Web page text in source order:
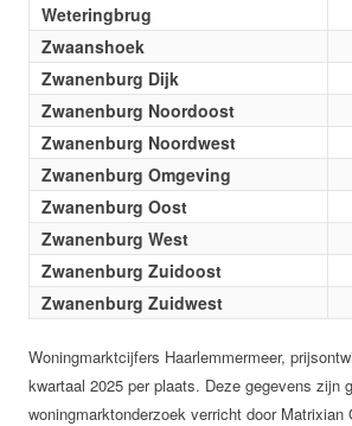
Weteringbrug
Zwaanshoek
Zwanenburg Dijk
Zwanenburg Noordoost
Zwanenburg Noordwest
Zwanenburg Omgeving
Zwanenburg Oost
Zwanenburg West
Zwanenburg Zuidoost
Zwanenburg Zuidwest
Woningmarktcijfers Haarlemmermeer,
kwartaal 2025 per plaats. Deze gegevens zijn
woningmarktonderzoek verricht door Matrixian